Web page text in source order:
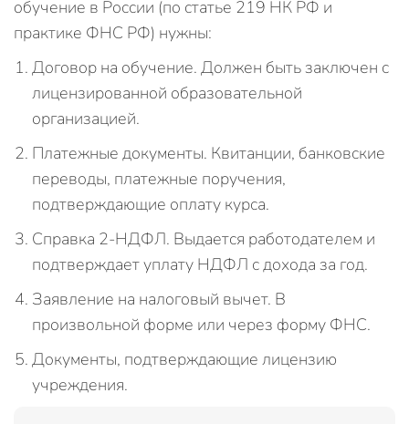
обучение в России (по статье 219 НК РФ и
практике ФНС РФ) нужны:
Договор на обучение. Должен быть заключен с
лицензированной образовательной
организацией.
Платежные документы. Квитанции, банковские
переводы, платежные поручения,
подтверждающие оплату курса.
Справка 2‑НДФЛ. Выдается работодателем и
подтверждает уплату НДФЛ с дохода за год.
Заявление на налоговый вычет. В
произвольной форме или через форму ФНС.
Документы, подтверждающие лицензию
учреждения.